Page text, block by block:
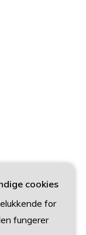
cookies
for
fungerer